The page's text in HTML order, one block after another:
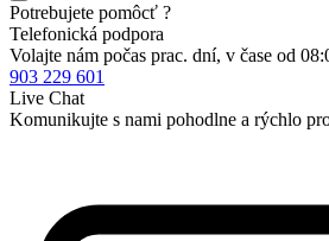
Potrebujete pomôcť ?
Telefonická podpora
Volajte nám počas prac. dní, v čase od
903 229 601
Live Chat
Komunikujte s nami pohodlne a rýchlo